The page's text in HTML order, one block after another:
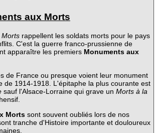
aux Morts
rappellent les soldats morts pour le pays
C'est la guerre franco-prussienne de
apparaître les premiers Monuments aux
de France ou presque voient leur monument
de 1914-1918. L'épitaphe la plus courante est
sauf l'Alsace-Lorraine qui grave un Morts à la
Mortssont souvent oubliés lors de nos
tranche d'Histoire importante et douloureux